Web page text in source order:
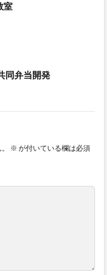
室
同弁当開発
※ が付いている欄は必須